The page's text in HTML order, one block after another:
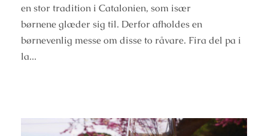
en stor tradition i Catalonien, som især
børnene glæder sig til. Derfor afholdes en
børnevenlig messe om disse to råvare. Fira del pa i
la...